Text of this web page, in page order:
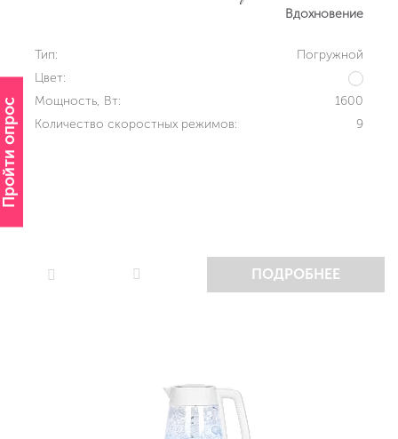
Пройти опрос
Вдохновение
Тип:
Погружной
Цвет:
Мощность, Вт:
1600
Количество скоростных режимов:
9
ПОДРОБНЕЕ